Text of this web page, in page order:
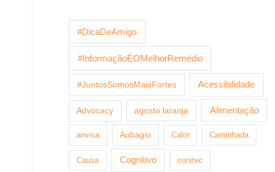
#DicaDeAmigo
#InformaçãoÉOMelhorRemédio
#JuntosSomosMaisFortes Acessibilidade
Advocacy agosto laranja Alimentação
anvisa Aubagio Calor Caminhada
Causa Cognitivo conitec